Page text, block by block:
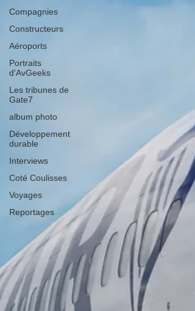
Compagnies
Constructeurs
Aéroports
Portraits
d'AvGeeks
Les tribunes de
Gate7
album photo
Développement
durable
Interviews
Coté Coulisses
Voyages
Reportages